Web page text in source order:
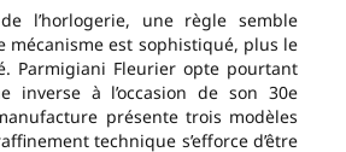
l’horlogerie, une règle semble
mécanisme est sophistiqué, plus le
Parmigiani Fleurier opte pourtant
inverse à l’occasion de son 30e
présente trois modèles
technique s’efforce d’être